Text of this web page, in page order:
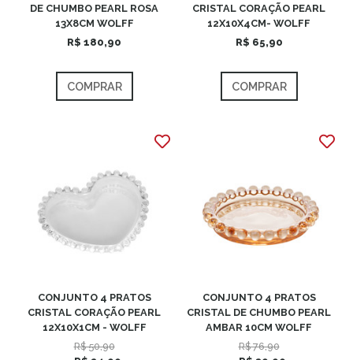
DE CHUMBO PEARL ROSA
13X8CM WOLFF
R$ 180,90
COMPRAR
CRISTAL CORAÇÃO PEARL
12X10X4CM- WOLFF
R$ 65,90
COMPRAR
CONJUNTO 4 PRATOS
CRISTAL CORAÇÃO PEARL
12X10X1CM - WOLFF
R$ 50,90
CONJUNTO 4 PRATOS
CRISTAL DE CHUMBO PEARL
AMBAR 10CM WOLFF
R$ 76,90